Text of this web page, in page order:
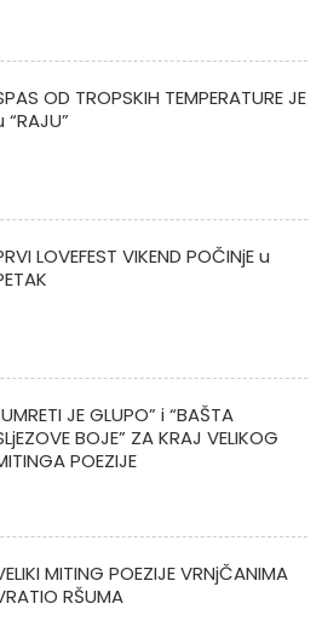
OD TROPSKIH TEMPERATURE JE
“RAJU”
LOVEFEST VIKEND POČINjE u
JE GLUPO” i “BAŠTA
BOJE” ZA KRAJ VELIKOG
POEZIJE
MITING POEZIJE VRNjČANIMA
RŠUMA